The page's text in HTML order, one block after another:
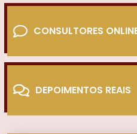
CONSULTORES
DEPOIMENTOS REAIS